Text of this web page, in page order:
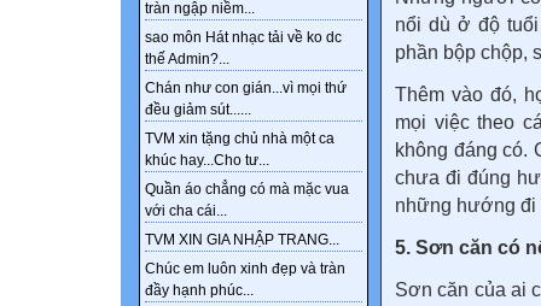
tràn ngập niềm...
sao môn Hát nhạc tải về ko dc
thế Admin?...
Chán như con gián...vì mọi thứ
đều giảm sút......
TVM xin tặng chủ nhà một ca
khúc hay...Cho tư...
Quần áo chẳng có mà mặc vua
với cha cái...
TVM XIN GIA NHẬP TRANG...
Chúc em luôn xinh đẹp và tràn
đầy hạnh phúc...
nổi dù ở độ
phần bộp chộp,
Thêm vào đó,
mọi việc theo
không đáng có.
chưa đi đúng
những hướng đi
5. Sơn căn có
Sơn căn của ai